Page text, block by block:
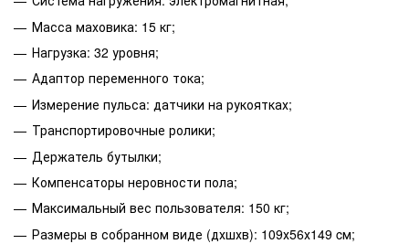
Масса маховика: 15 кг;
Нагрузка: 32 уровня;
Адаптор переменного тока;
Измерение пульса: датчики на рукоятках;
Транспортировочные ролики;
Держатель бутылки;
Компенсаторы неровности пола;
Максимальный вес пользователя: 150 кг;
Размеры в собранном виде (дхшхв): 109х56х149 cм;